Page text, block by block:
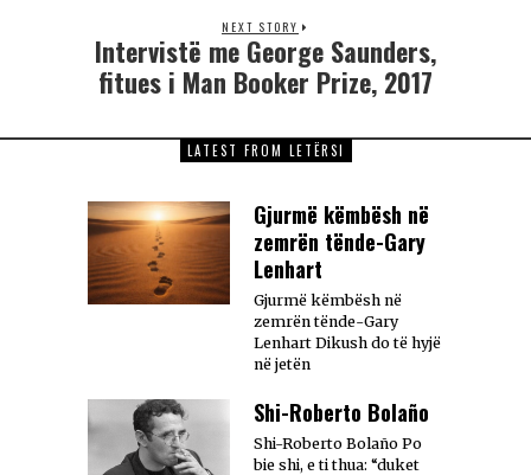
NEXT STORY
Intervistë me George Saunders,
fitues i Man Booker Prize, 2017
LATEST FROM LETËRSI
Gjurmë këmbësh në
zemrën tënde-Gary
Lenhart
Gjurmë këmbësh në
zemrën tënde-Gary
Lenhart Dikush do të hyjë
në jetën
Shi-Roberto Bolaño
Shi-Roberto Bolaño Po
bie shi, e ti thua: “duket